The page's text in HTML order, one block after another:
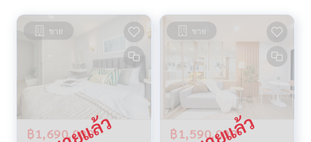
ขาย
฿1,690,000
ขาย
฿1,590,000